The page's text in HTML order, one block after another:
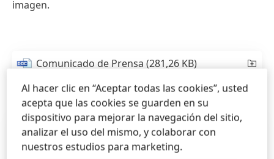
imagen.
Comunicado de Prensa(281,26 KB)
Al hacer clic en “Aceptar todas las cookies”, usted
acepta que las cookies se guarden en su
dispositivo para mejorar la navegación del sitio,
analizar el uso del mismo, y colaborar con
nuestros estudios para marketing.